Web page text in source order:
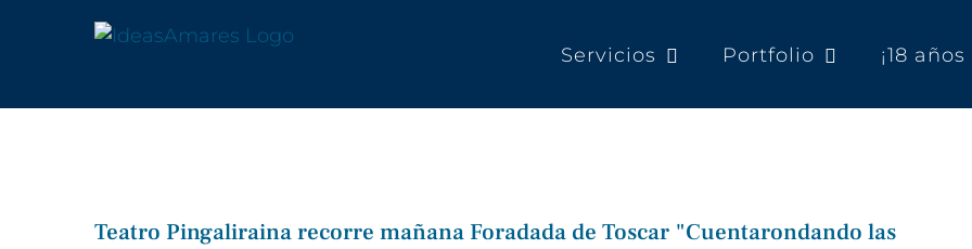
Servicios Portfolio ¡18
Teatro Pingaliraina recorre mañana Foradada de Toscar "Cuentarondando las